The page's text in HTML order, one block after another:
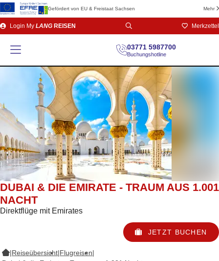
Gefördert von EU & Freistaat Sachsen Mehr
Direkt
zum
Login My LANG REISEN Merkzettel
03771 5987700
Buchungshotline
DUBAI & DIE EMIRATE - TRAUM AUS 1.001
NACHT
Direktflüge mit Emirates
JETZT BUCHEN
|Reiseübersicht|Flugreisen|